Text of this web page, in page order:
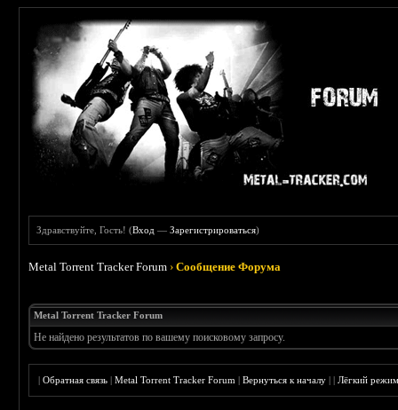
Здравствуйте, Гость! (Вход —Зарегистрироваться)
Metal Torrent Tracker Forum ›Сообщение Форума
Metal Torrent Tracker Forum
Не найдено результатов по вашему поисковому запросу.
|Обратная связь |Metal Torrent Tracker Forum |Вернуться к началу ||Лёгкий